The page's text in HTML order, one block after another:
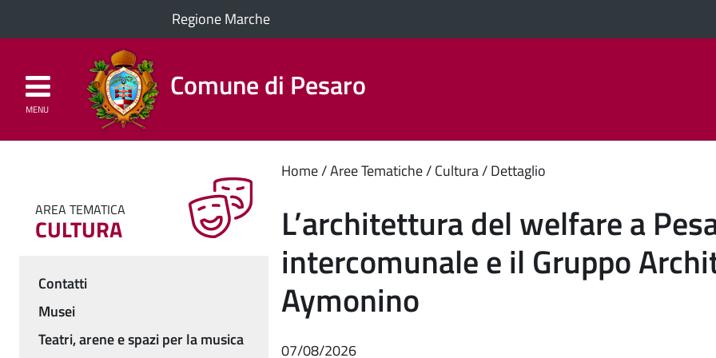
Regione Marche
Comune di Pesaro
MENU
Contenuto
principale
Home Aree Tematiche Cultura Dettaglio
L’architettura del welfare a
intercomunale e il Gruppo
Aymonino
07/08/2026
AREA TEMATICA
CULTURA
Menu
Contatti
Musei
Teatri, arene e spazi per la musica